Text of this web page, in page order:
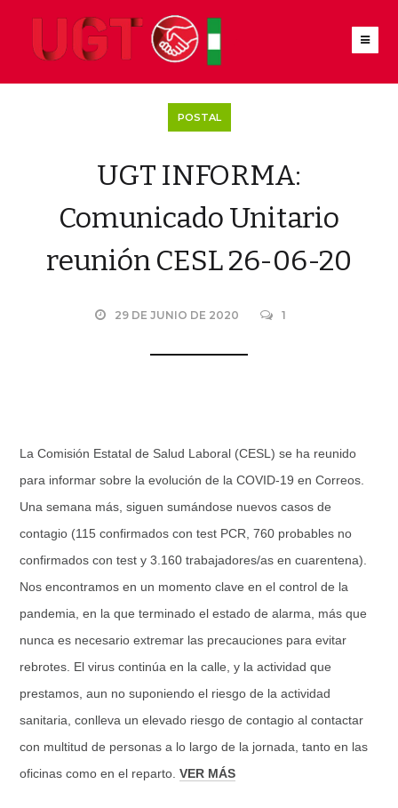
POSTAL
UGT INFORMA:
Comunicado Unitario
reunión CESL 26-06-20
29 DE JUNIO DE 2020 1
La Comisión Estatal de Salud Laboral (CESL) se ha reunido
para informar sobre la evolución de la COVID-19 en Correos.
Una semana más, siguen sumándose nuevos casos de
contagio (115 confirmados con test PCR, 760 probables no
confirmados con test y 3.160 trabajadores/as en cuarentena).
Nos encontramos en un momento clave en el control de la
pandemia, en la que terminado el estado de alarma, más que
nunca es necesario extremar las precauciones para evitar
rebrotes. El virus continúa en la calle, y la actividad que
prestamos, aun no suponiendo el riesgo de la actividad
sanitaria, conlleva un elevado riesgo de contagio al contactar
con multitud de personas a lo largo de la jornada, tanto en las
oficinas como en el reparto.VER MÁS